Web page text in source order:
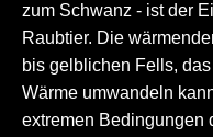
zum Schwanz - ist der
Raubtier. Die
bis gelblichen Fells,
Wärme umwandeln
extremen Bedingungen